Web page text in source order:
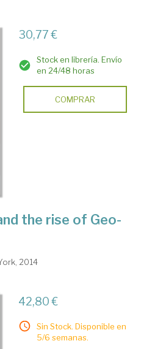
30,77 €
Stock en librería. Envío
en 24/48 horas
COMPRAR
the rise of Geo-
2014
42,80 €
Sin Stock. Disponible en
5/6 semanas.